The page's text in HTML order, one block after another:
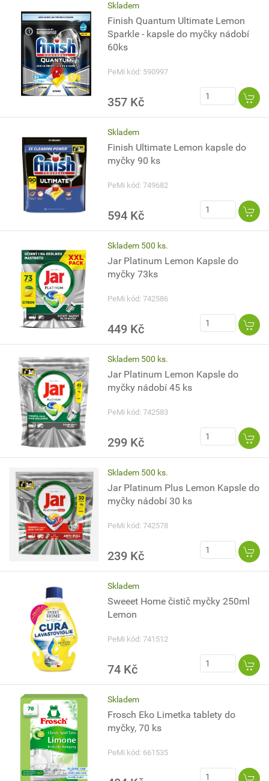
Skladem
Finish Quantum Ultimate Lemon
Sparkle - kapsle do myčky nádobí
60ks
PeMi kód: 590997
357 Kč
Skladem
Finish Ultimate Lemon kapsle do
myčky 90 ks
PeMi kód: 749682
594 Kč
Skladem 500 ks.
Jar Platinum Lemon Kapsle do
myčky 73ks
PeMi kód: 742586
449 Kč
Skladem 500 ks.
Jar Platinum Lemon Kapsle do
myčky nádobí 45 ks
PeMi kód: 742583
299 Kč
Skladem 500 ks.
Jar Platinum Plus Lemon Kapsle do
myčky nádobí 30 ks
PeMi kód: 742578
239 Kč
Skladem
Sweeet Home čistič myčky 250ml
Lemon
PeMi kód: 741512
74 Kč
Skladem
Frosch Eko Limetka tablety do
myčky, 70 ks
PeMi kód: 661535